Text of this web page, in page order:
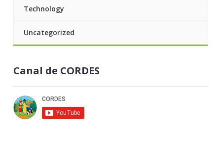
Technology
Uncategorized
Canal de CORDES